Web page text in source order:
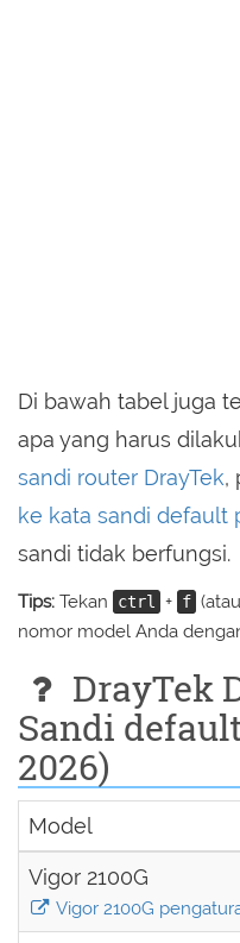
Di bawah tabel juga
apa yang harus
sandi router DrayTek,
ke kata sandi default
sandi tidak berfungsi.
Tips: Tekan ctrl + f (atau
nomor model Anda
DrayTek
Sandi
2026)
Model
Vigor 2100G
Vigor 2100G